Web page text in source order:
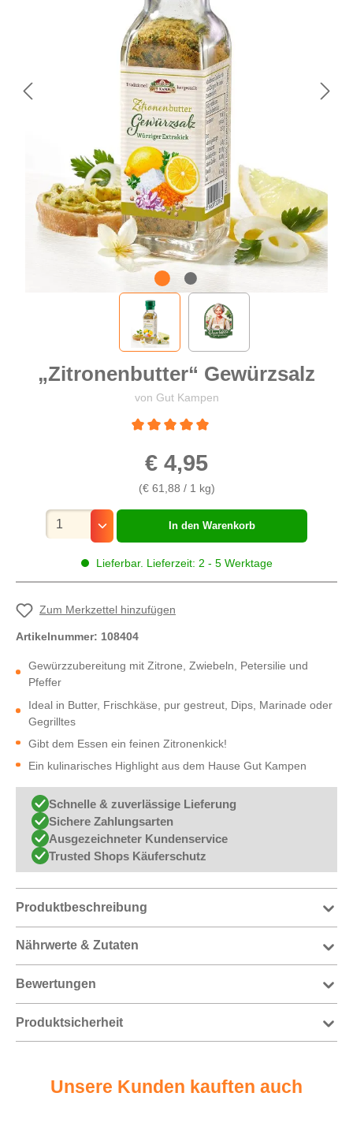
„Zitronenbutter“ Gewürzsalz
von Gut Kampen
€ 4,95
(€ 61,88 / 1 kg)
Lieferbar. Lieferzeit: 2 - 5 Werktage
Mengenauswahl
In den Warenkorb
Zum Merkzettel hinzufügen
Artikelnummer: 108404
Gewürzzubereitung mit Zitrone, Zwiebeln, Petersilie und
Pfeffer
Ideal in Butter, Frischkäse, pur gestreut, Dips, Marinade oder
Gegrilltes
Gibt dem Essen ein feinen Zitronenkick!
Ein kulinarisches Highlight aus dem Hause Gut Kampen
Schnelle & zuverlässige Lieferung
Sichere Zahlungsarten
Ausgezeichneter Kundenservice
Trusted Shops Käuferschutz
Produktbeschreibung
Nährwerte & Zutaten
Bewertungen
Produktsicherheit
Unsere Kunden kauften auch